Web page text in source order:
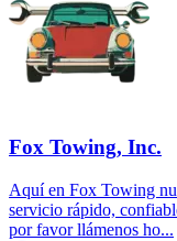
Fox Towing, Inc.
Aquí en Fox Towing
servicio rápido,
por favor llámenos ho...